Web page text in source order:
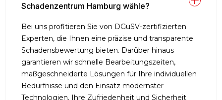
Schadenzentrum Hamburg wähle?
Bei uns profitieren Sie von DGuSV-zertifizierten
Experten, die Ihnen eine präzise und transparente
Schadensbewertung bieten. Darüber hinaus
garantieren wir schnelle Bearbeitungszeiten,
maßgeschneiderte Lösungen für Ihre individuellen
Bedürfnisse und den Einsatz modernster
Technologien. Ihre Zufriedenheit und Sicherheit